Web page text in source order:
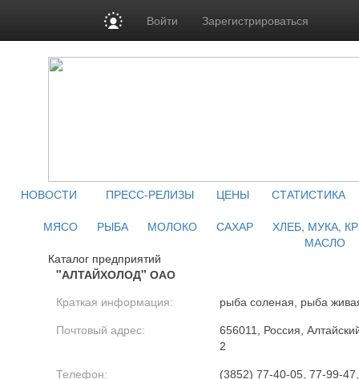
Войти Зарегистрироваться
НОВОСТИ ПРЕСС-РЕЛИЗЫ ЦЕНЫ
СТАТИСТИКА
МЯСО
РЫБА МОЛОКО САХАР
ХЛЕБ, МУКА,
МАСЛО
Каталог предприятий
"АЛТАЙХОЛОД" ОАО
Краткая информация: рыба соленая, рыба
Почтовый адрес:
656011, Россия,
2
Телефон: (3852) 77-40-05, 77-99-